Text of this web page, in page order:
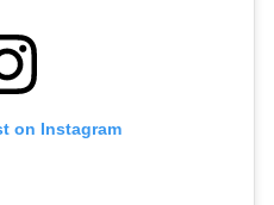
on Instagram